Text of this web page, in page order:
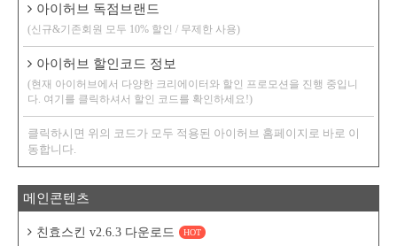
아이허브 독점브랜드
(신규&기존회원 모두 10% 할인 / 무제한 사용)
아이허브 할인코드 정보
(현재 아이허브에서 다양한 크리에이터와 할인 프로모션을 진행 중입니
다. 여기를 클릭하셔서 할인 코드를 확인하세요!)
클릭하시면 위의 코드가 모두 적용된 아이허브 홈페이지로 바로 이
동합니다.
메인콘텐츠
친효스킨 v2.6.3 다운로드 HOT